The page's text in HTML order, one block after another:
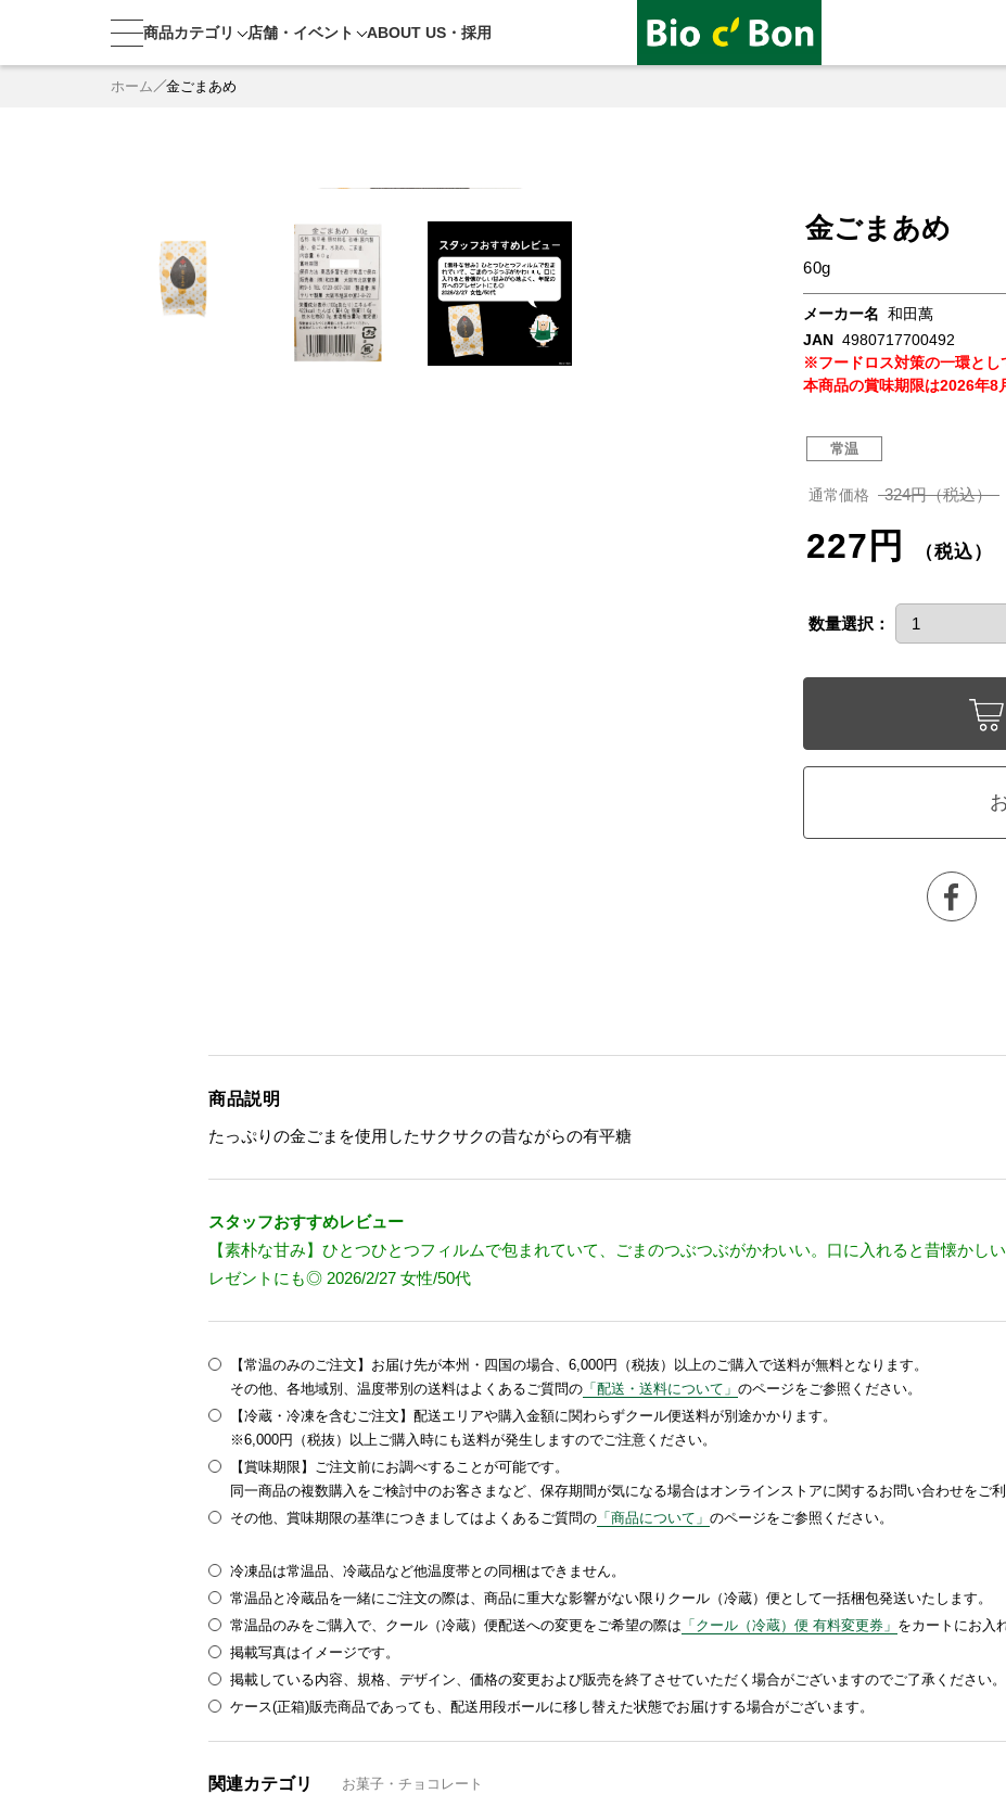
商品カテゴリ 店舗・ イベント ABOUT US・ 採用
ホーム 金ごまあめ
金ごまあめ
60g
メーカー名 和田萬
JAN 4980717700492
※フードロス対策の一環とし
本商品の賞味期限は2026年8
常温
通常価格 324円（税込）
227円 （税込）
数量選択：
商品説明
たっぷりの金ごまを使用したサクサクの昔ながらの有平糖
スタッフおすすめレビュー
【素朴な甘み】ひとつひとつフィルムで包まれていて、ごまのつぶつぶがかわいい。口に入れると昔懐かし
レゼントにも◎ 2026/2/27 女性/50代
【常温のみのご注文】お届け先が本州・四国の場合、6,000円（税抜）以上のご購入で送料が無料となります。
その他、各地域別、温度帯別の送料はよくあるご質問の 「配送・送料について」 のページをご参照ください。
【冷蔵・冷凍を含むご注文】配送エリアや購入金額に関わらずクール便送料が別途かかります。
※6,000円（税抜）以上ご購入時にも送料が発生しますのでご注意ください。
【賞味期限】ご注文前にお調べすることが可能です。
同一商品の複数購入をご検討中のお客さまなど、保存期間が気になる場合はオンラインストアに関するお問い合わせをご利
その他、賞味期限の基準につきましてはよくあるご質問の 「商品について」 のページをご参照ください。
冷凍品は常温品、冷蔵品など他温度帯との同梱はできません。
常温品と冷蔵品を一緒にご注文の際は、商品に重大な影響がない限りクール（冷蔵）便として一括梱包発送いたします。
常温品のみをご購入で、クール（冷蔵）便配送への変更をご希望の際は 「クール（冷蔵）便 有料変更券」 をカートにお入
掲載写真はイメージです。
掲載している内容、規格、デザイン、価格の変更および販売を終了させていただく場合がございますのでご了承ください。
ケース(正箱)販売商品であっても、配送用段ボールに移し替えた状態でお届けする場合がございます。
関連カテゴリ
お菓子・チョコレート